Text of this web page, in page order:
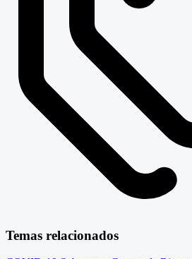
Temas relacionados